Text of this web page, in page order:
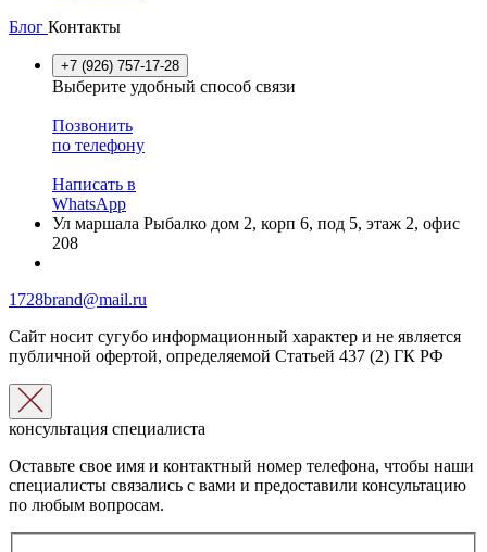
Блог Контакты
+7 (926) 757-17-28
Выберите удобный способ связи
Позвонить
по телефону
Написать в
WhatsApp
Ул маршала Рыбалко дом 2, корп 6, под 5, этаж 2, офис
208
1728brand@mail.ru
Сайт носит сугубо информационный характер и не является
публичной офертой, определяемой Статьей 437 (2) ГК РФ
консультация специалиста
Оставьте свое имя и контактный номер телефона, чтобы наши
специалисты связались с вами и предоставили консультацию
по любым вопросам.